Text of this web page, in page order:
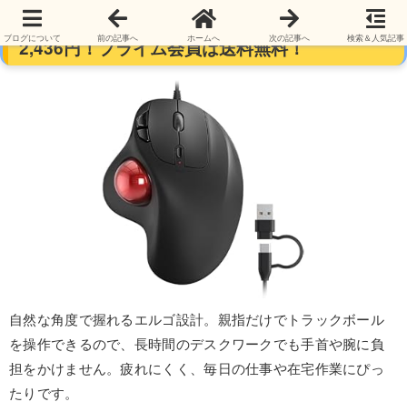
Nulea 有線トラックボールマウス 6ボタン
2,436円！プライム会員は送料無料！
自然な角度で握れるエルゴ設計。親指だけでトラックボール
を操作できるので、長時間のデスクワークでも手首や腕に負
担をかけません。疲れにくく、毎日の仕事や在宅作業にぴっ
たりです。
ブログについて 前の記事へ ホームへ 次の記事へ 検索＆人気記事